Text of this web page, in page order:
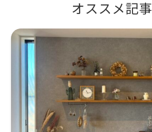
オススメ記事